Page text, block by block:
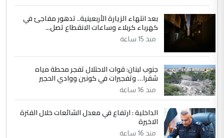
الموضوع :
الجواهري يرد على صدام حسين سل
مضجعيك يابن الزنا (نص كامل)
بعد انتهاء الزيارة الأربعينية.. تدهور مفاجئ في
كهرباء كربلاء وساعات الانقطاع تصل...
منذ 15 ساعة
جنوب لبنان: قوات الاحتلال تفجر محطة مياه
شقرا… وتفجيرات في كونين ووادي الحجير
منذ 16 ساعة
الداخلية : ارتفاع في معدل الشائعات خلال الفترة
الاخيرة
منذ 16 ساعة